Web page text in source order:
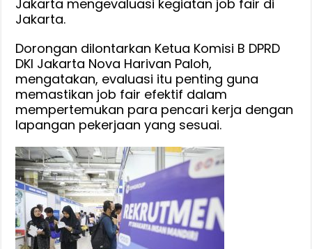
Pelatihan
Nova
Harivan
:
Evaluasi
Penting
Memastikan
Fair
Efektif
Jakarta mengevaluasi kegiatan job fair di
Jakarta.
Dorongan dilontarkan Ketua Komisi B DPRD
DKI Jakarta Nova Harivan Paloh,
mengatakan, evaluasi itu penting guna
memastikan job fair efektif dalam
mempertemukan para pencari kerja dengan
lapangan pekerjaan yang sesuai.